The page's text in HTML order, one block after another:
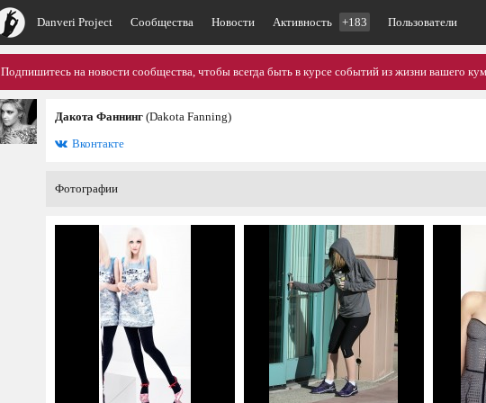
Danveri Project Сообщества Новости Активность +183 Пользователи
Подпишитесь на новости сообщества, чтобы всегда быть в курсе событий из жизни вашего
Дакота Фаннинг (Dakota Fanning)
Вконтакте
Фотографии